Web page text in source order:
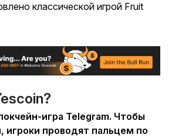
классической игрой Fruit
игра Telegram. Чтобы
игроки проводят пальцем по